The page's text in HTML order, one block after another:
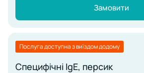
Замовити
Послуга доступна з виїздом додому
Специфічні IgE, персик